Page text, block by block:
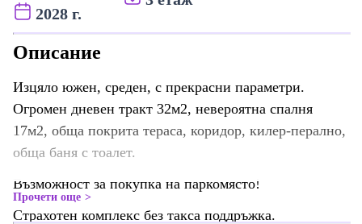
2028 г.
Описание
Изцяло южен, среден, с прекрасни параметри.
Огромен дневен тракт 32м2, невероятна спалня
17м2, обща покрита тераса, коридор, килер-перално,
обща баня с тоалет.
Възможност за покупка на паркомясто!
Страхотен комплекс без такса поддръжка.
Прочети още